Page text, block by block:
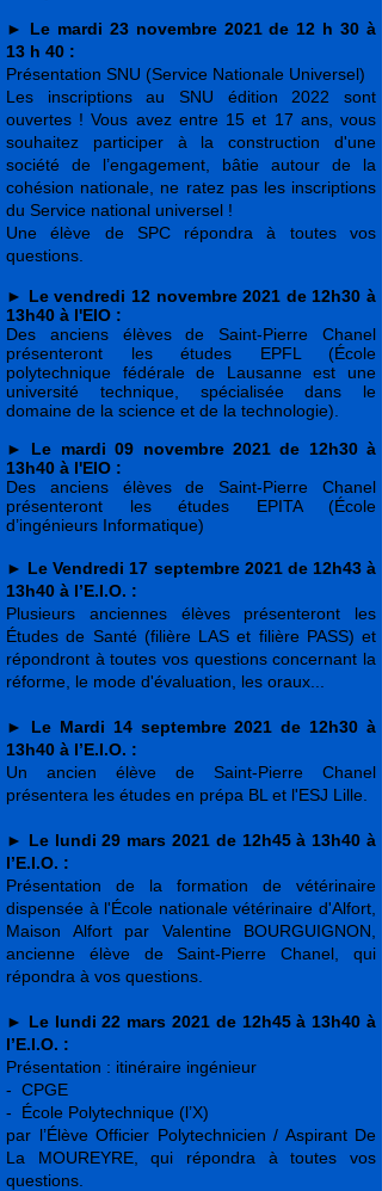
►
Le mardi 23 novembre 2021 de 12 h 30 à
13 h 40 :
Présentation SNU (Service Nationale Universel)
Les inscriptions au SNU édition 2022 sont
ouvertes ! Vous avez entre 15 et 17 ans, vous
souhaitez participer à la construction d'une
société de l’engagement, bâtie autour de la
cohésion nationale, ne ratez pas les inscriptions
du Service national universel !
Une élève de SPC répondra à toutes vos
questions.
► Le vendredi 12 novembre 2021 de 12h30 à
13h40 à l'EIO :
Des anciens élèves de Saint-Pierre Chanel
présenteront les études EPFL (École
polytechnique fédérale de Lausanne est une
université technique, spécialisée dans le
domaine de la science et de la technologie).
► Le mardi 09 novembre 2021 de 12h30 à
13h40 à l'EIO :
Des anciens élèves de Saint-Pierre Chanel
présenteront les études EPITA (École
d’ingénieurs Informatique)
► Le Vendredi 17 septembre 2021 de 12h43 à
13h40 à l’E.I.O. :
Plusieurs anciennes élèves présenteront les
Études de Santé (filière LAS et filière PASS) et
répondront à toutes vos questions concernant la
réforme, le mode d'évaluation, les oraux...
► Le Mardi 14 septembre 2021 de 12h30 à
13h40 à l’E.I.O. :
Un ancien élève de Saint-Pierre Chanel
présentera les études en prépa BL et l'ESJ Lille.
► Le lundi 29 mars 2021 de 12h45 à 13h40 à
l’E.I.O. :
Présentation de la formation de vétérinaire
dispensée à l'École nationale vétérinaire d'Alfort,
Maison Alfort par Valentine BOURGUIGNON,
ancienne élève de Saint-Pierre Chanel, qui
répondra à vos questions.
► Le lundi 22 mars 2021 de 12h45 à 13h40 à
l’E.I.O. :
Présentation : itinéraire ingénieur
- CPGE
- École Polytechnique (l’X)
par l’Élève Officier Polytechnicien / Aspirant De
La MOUREYRE, qui répondra à toutes vos
questions.